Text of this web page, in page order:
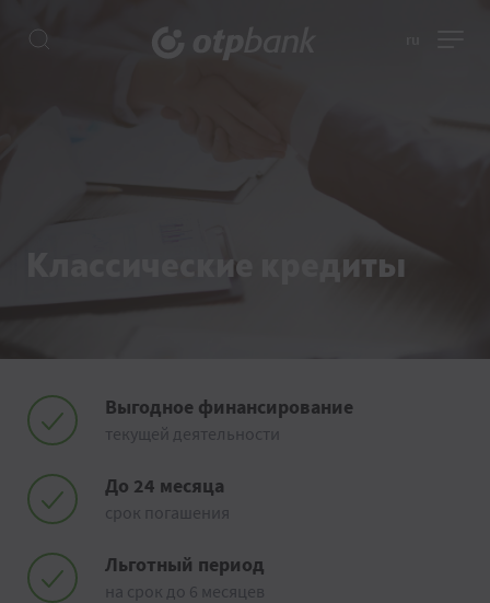
Классические кредиты
Выгодное финансирование
текущей деятельности
До 24 месяца
срок погашения
Льготный период
на срок до 6 месяцев